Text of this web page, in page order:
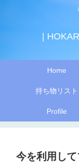
|
Home
持ち物リスト
Profile
今を利用し